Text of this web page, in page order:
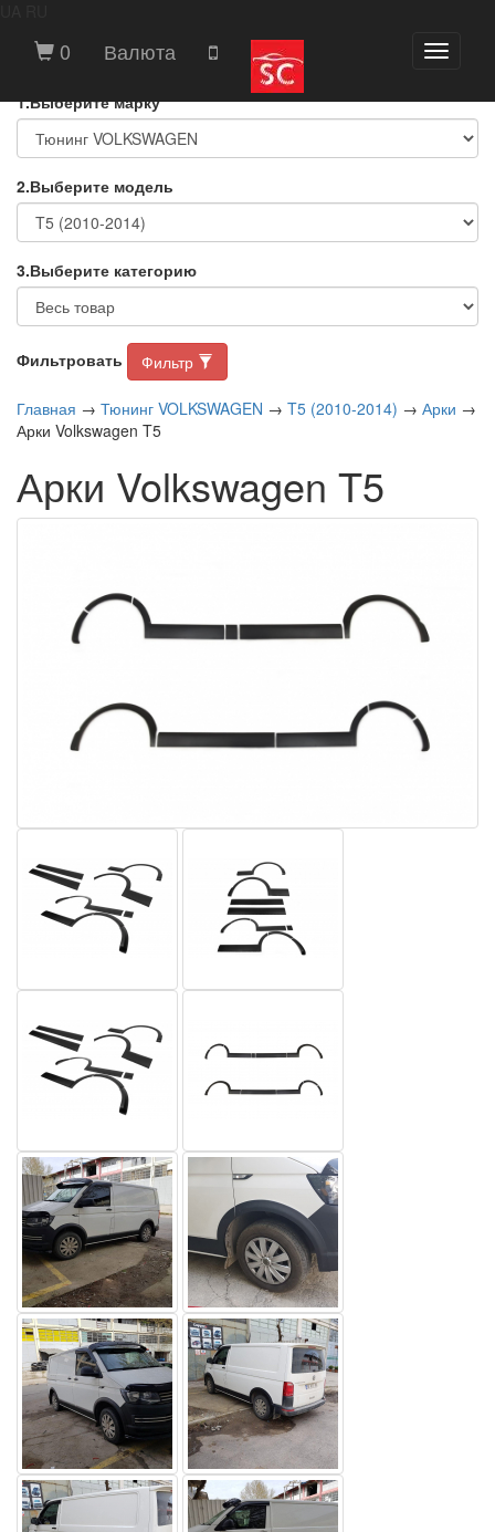
Toggle
0 Валюта
ВЫБЕРИТЕ МАРКУ И МОДЕЛЬ
АВТОМОБИЛЯ
1.Выберите марку
2.Выберите модель
3.Выберите категорию
Фильтровать Фильтр
Главная → Тюнинг VOLKSWAGEN → T5 (2010-2014) → Арки →
Арки Volkswagen T5
Арки Volkswagen T5